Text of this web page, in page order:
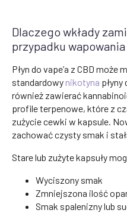
Dlaczego wkłady
przypadku wapowania
Płyn do vape’a z CBD
standardowy nikotyna
również zawierać
profile terpenowe, które z
zużycie cewki w kapsule.
zachować czysty smak i
Stare lub zużyte kapsuły
Wyciszony smak
Zmniejszona ilość
Smak spalenizny lub